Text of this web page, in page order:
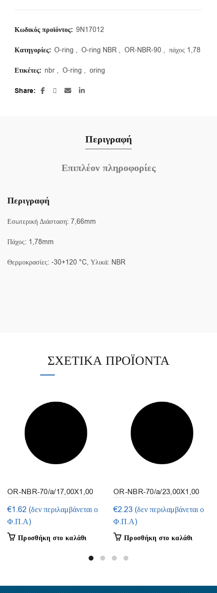
Κωδικός προϊόντος: 9N17012
Κατηγορίες: O-ring , O-ring NBR , OR-NBR-90 , πάχος 1,78
Ετικέτες: nbr , O-ring , oring
Share
Περιγραφή
Επιπλέον πληροφορίες
Περιγραφή
Εσωτερική Διάσταση: 7,66mm
Πάχος: 1,78mm
Θερμοκρασίες: -30+120 °C, Υλικά: NBR
ΣΧΕΤΙΚΆ ΠΡΟΪΌΝΤΑ
OR-NBR-70/a/17,00X1,00
(συσκευασία 50τμ.)
€1.62 (δεν περιλαμβάνεται ο
Φ.Π.Α)
Προσθήκη στο καλάθι
OR-NBR-70/a/23,00X1,00
(συσκευασία 50τμ.)
€2.23 (δεν περιλαμβάνεται ο
Φ.Π.Α)
Προσθήκη στο καλάθι